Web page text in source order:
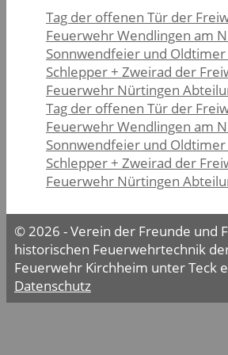
Tag der offenen Tür der
Feuerwehr Wendlingen am
Sonnwendfeier und
Schlepper + Zweirad der
Feuerwehr Nürtingen
Tag der offenen Tür der
Feuerwehr Wendlingen am
Sonnwendfeier und
Schlepper + Zweirad der
Feuerwehr Nürtingen
© 2026 - Verein der Freunde und
historischen Feuerwehrtechnik
Feuerwehr Kirchheim unter Teck
Datenschutz